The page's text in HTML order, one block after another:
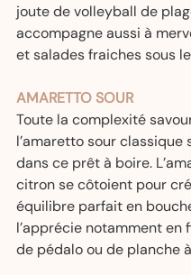
joute de volleyball de
accompagne aussi à
et salades fraiches sous
AMARETTO SOUR
Toute la complexité
l’amaretto sour classique
dans ce prêt à boire.
citron se côtoient pour
équilibre parfait en
l’apprécie notamment en
de pédalo ou de planche